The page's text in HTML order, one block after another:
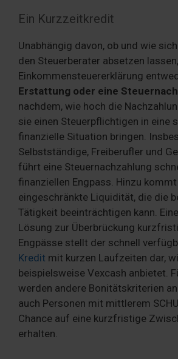
Ein Kurzzeitkredit
Unabhängig davon, ob und wie
den Steuerberater absetzen
Einkommensteuererklärung
Erstattung oder eine
nachdem, wie hoch die
sie einen Steuerpflichtigen in eine
finanzielle Situation bringen.
Selbstständige, Freiberufler und
führt eine Steuernachzahlung
finanziellen Engpass. Hinzu
eingeschränkte Liquidität, die die
Tätigkeit beeinträchtigen kann.
Lösung zur Überbrückung
Engpässe stellt der schnell
Kredit mit kurzen Laufzeiten dar,
beispielsweise Vexcash anbietet.
werden andere Bonitätskriterien
auch Personen mit mittlerem
Chance auf eine kurzfristige
erhalten.